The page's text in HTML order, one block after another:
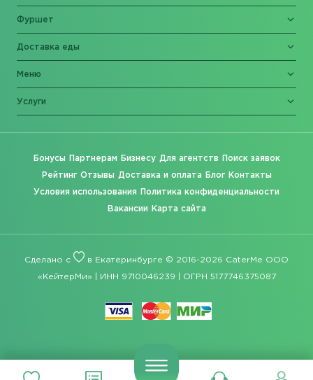
Фуршет
Доставка еды
Меню
Услуги
Бонусы Партнерам Бизнесу Для агентств Поиск заявок
Рейтинг Отзывы Доставка и оплата Блог Контакты
Условия использования Политика конфиденциальности
Вакансии Карта сайта
Сделано с в Екатеринбурге © 2016-2026 CaterMe ООО
«КейтерМи» | ИНН 9710046239 | ОГРН 5177746375087